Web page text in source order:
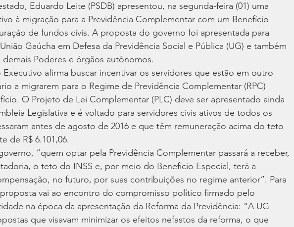
Eduardo Leite (PSDB) apresentou, na segunda-feira (01) uma
à migração para a Previdência Complementar com um Benefício
de fundos civis. A proposta do governo foi apresentada para
Gaúcha em Defesa da Previdência Social e Pública (UG) e também
demais Poderes e órgãos autônomos.
afirma buscar incentivar os servidores que estão em outro
a migrarem para o Regime de Previdência Complementar (RPC)
O Projeto de Lei Complementar (PLC) deve ser apresentado ainda
Legislativa e é voltado para servidores civis ativos de todos os
antes de agosto de 2016 e que têm remuneração acima do teto
de R$ 6.101,06.
“quem optar pela Previdência Complementar passará a receber,
o teto do INSS e, por meio do Benefício Especial, terá a
no futuro, por suas contribuições no regime anterior”. Para
proposta vai ao encontro do compromisso político firmado pelo
na época da apresentação da Reforma da Previdência: “A UG
que visavam minimizar os efeitos nefastos da reforma, o que